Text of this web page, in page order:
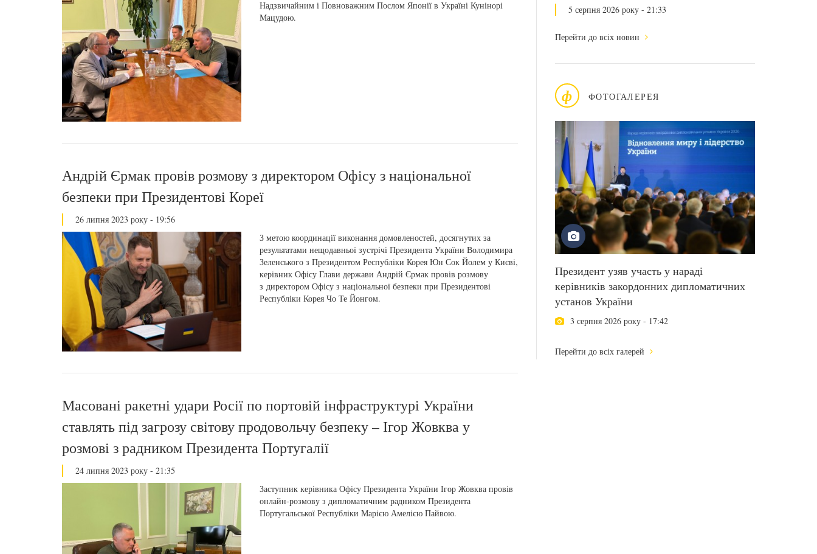
5 серпня 2026 року - 21:33
Перейти до всіх новин
ф ФОТОГАЛЕРЕЯ
Президент узяв участь у нараді
керівників закордонних дипломатичних
установ України
3 серпня 2026 року - 17:42
Перейти до всіх галерей
Надзвичайним і Повноважним Послом Японії в Україні Кунінорі
Мацудою.
Андрій Єрмак провів розмову з директором Офісу з національної
безпеки при Президентові Кореї
26 липня 2023 року - 19:56
З метою координації виконання домовленостей, досягнутих за
результатами нещодавньої зустрічі Президента України Володимира
Зеленського з Президентом Республіки Корея Юн Сок Йолем у Києві,
керівник Офісу Глави держави Андрій Єрмак провів розмову
з директором Офісу з національної безпеки при Президентові
Республіки Корея Чо Те Йонгом.
Масовані ракетні удари Росії по портовій інфраструктурі України
ставлять під загрозу світову продовольчу безпеку – Ігор Жовква у
розмові з радником Президента Португалії
24 липня 2023 року - 21:35
Заступник керівника Офісу Президента України Ігор Жовква провів
онлайн-розмову з дипломатичним радником Президента
Португальської Республіки Марією Амелією Пайвою.